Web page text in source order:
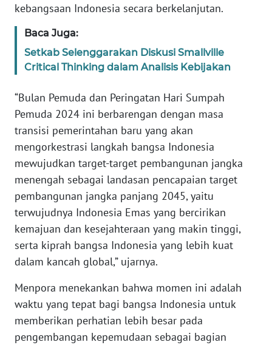
kebangsaan Indonesia secara berkelanjutan.
Baca Juga:
Setkab Selenggarakan Diskusi Smallville
Critical Thinking dalam Analisis Kebijakan
“Bulan Pemuda dan Peringatan Hari Sumpah
Pemuda 2024 ini berbarengan dengan masa
transisi pemerintahan baru yang akan
mengorkestrasi langkah bangsa Indonesia
mewujudkan target-target pembangunan jangka
menengah sebagai landasan pencapaian target
pembangunan jangka panjang 2045, yaitu
terwujudnya Indonesia Emas yang bercirikan
kemajuan dan kesejahteraan yang makin tinggi,
serta kiprah bangsa Indonesia yang lebih kuat
dalam kancah global,” ujarnya.
Menpora menekankan bahwa momen ini adalah
waktu yang tepat bagi bangsa Indonesia untuk
memberikan perhatian lebih besar pada
pengembangan kepemudaan sebagai bagian
PAPUA
WN
RIAU
WN
SERAMBI
JAMBI
WN
SULTRA
WN
NTB
SULTENG
WN
SULBAR